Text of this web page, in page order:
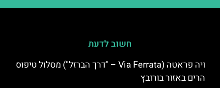
חשוב לדעת
ויה פראטה (Via Ferrata – "דרך הברזל") מסלול טיפוס
הרים באזור בורובץ